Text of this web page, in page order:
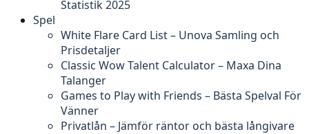
Statistik 2025
Spel
White Flare Card List – Unova Samling och
Prisdetaljer
Classic Wow Talent Calculator – Maxa Dina
Talanger
Games to Play with Friends – Bästa Spelval För
Vänner
Privatlån – Jämför räntor och bästa långivare